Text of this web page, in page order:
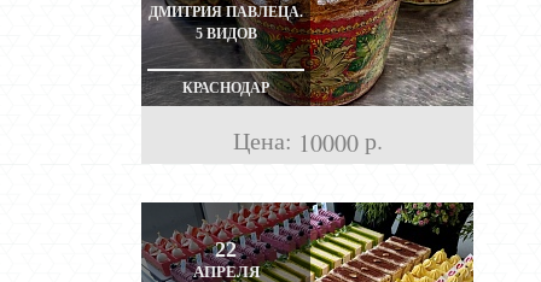
ДМИТРИЯ ПАВЛЕЦА.
5 ВИДОВ
КРАСНОДАР
Цена: 10000 р.
22
АПРЕЛЯ